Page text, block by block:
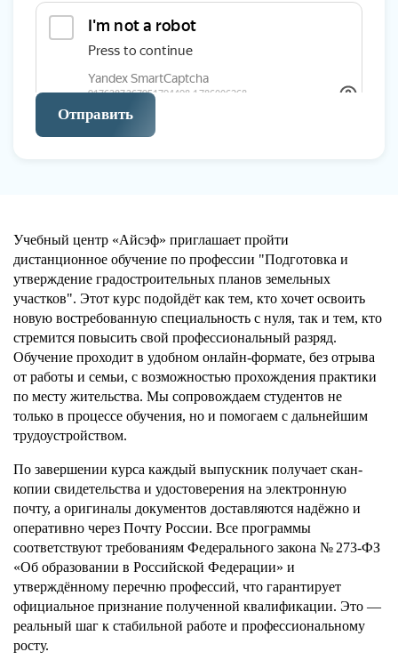
Отправить
Учебный центр «Айсэф» приглашает пройти
дистанционное обучение по профессии "Подготовка и
утверждение градостроительных планов земельных
участков". Этот курс подойдёт как тем, кто хочет освоить
новую востребованную специальность с нуля, так и тем, кто
стремится повысить свой профессиональный разряд.
Обучение проходит в удобном онлайн-формате, без отрыва
от работы и семьи, с возможностью прохождения практики
по месту жительства. Мы сопровождаем студентов не
только в процессе обучения, но и помогаем с дальнейшим
трудоустройством.
По завершении курса каждый выпускник получает скан-
копии свидетельства и удостоверения на электронную
почту, а оригиналы документов доставляются надёжно и
оперативно через Почту России. Все программы
соответствуют требованиям Федерального закона № 273-ФЗ
«Об образовании в Российской Федерации» и
утверждённому перечню профессий, что гарантирует
официальное признание полученной квалификации. Это —
реальный шаг к стабильной работе и профессиональному
росту.